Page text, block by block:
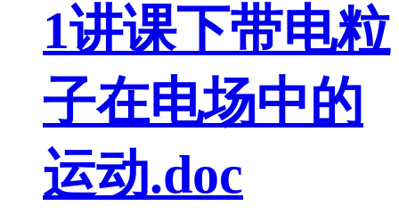
1讲课下带电粒
子在电场中的
运动.doc